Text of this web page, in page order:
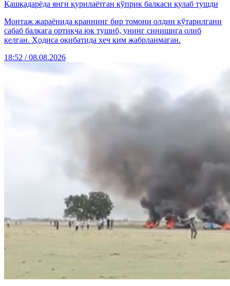
Қашқадарёда янги қурилаётган кўприк балкаси қулаб тушди
Монтаж жараёнида краннинг бир томони олдин кўтарилгани
сабаб балкага ортиқча юк тушиб, унинг синишига олиб
келган. Ҳодиса оқибатида ҳеч ким жабрланмаган.
18:52 / 08.08.2026